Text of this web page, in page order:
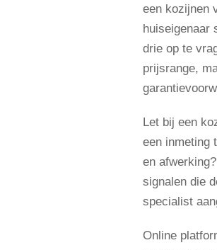
een kozijnen
huiseigenaar
drie op te
prijsrange,
Let bij een
een inmeting
en
signalen die
specialist
Online